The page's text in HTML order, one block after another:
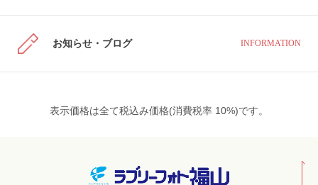
お知らせ・ブログ INFORMATION
表示価格は全て税込み価格(消費税率 10%)です。